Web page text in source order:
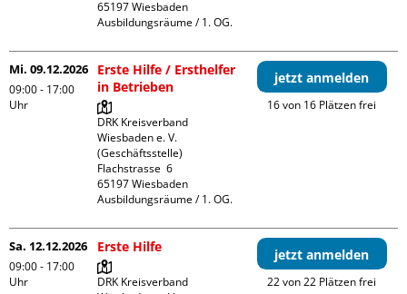
65197 Wiesbaden
Ausbildungsräume / 1. OG.
Mi. 09.12.2026
09:00 - 17:00
Uhr
Erste Hilfe / Ersthelfer
in Betrieben
DRK Kreisverband
Wiesbaden e. V.
(Geschäftsstelle)
Flachstrasse  6
65197 Wiesbaden
Ausbildungsräume / 1. OG.
jetzt anmelden
16 von 16 Plätzen frei
Sa. 12.12.2026
09:00 - 17:00
Uhr
Erste Hilfe
DRK Kreisverband
jetzt anmelden
22 von 22 Plätzen frei